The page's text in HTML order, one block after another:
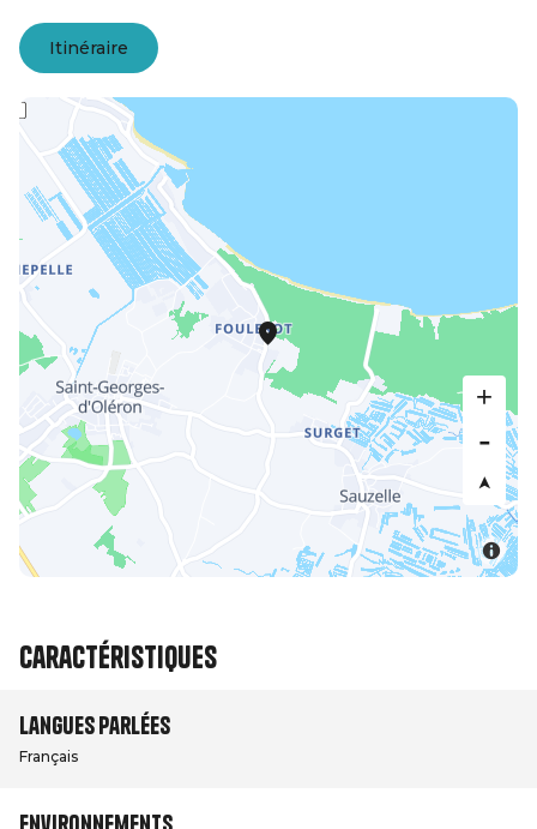
Itinéraire
Caractéristiques
Langues parlées
Français